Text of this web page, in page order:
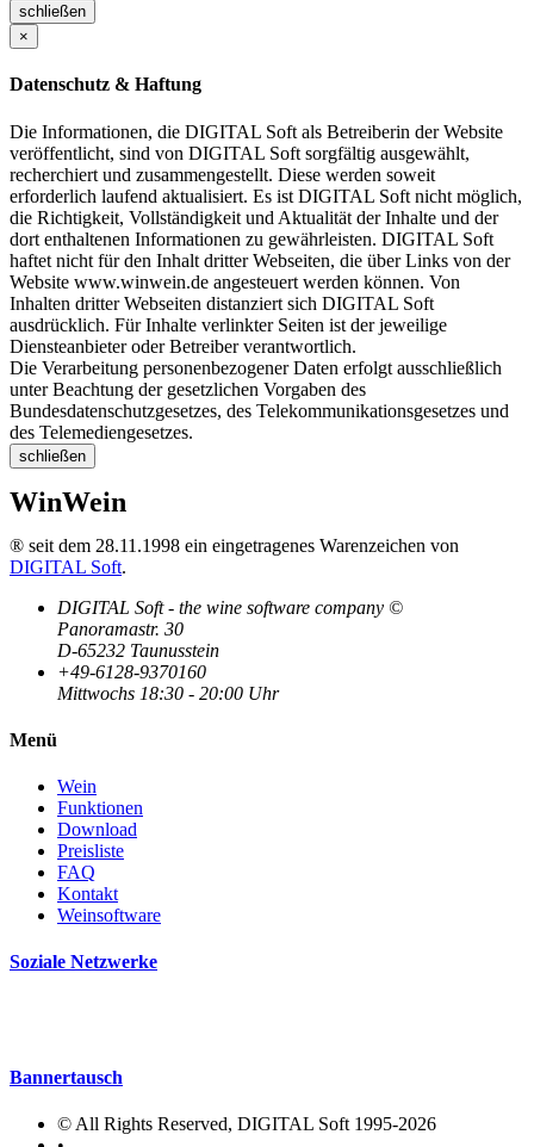
schließen
×
Datenschutz & Haftung
Die Informationen, die DIGITAL Soft als Betreiberin der Website
veröffentlicht, sind von DIGITAL Soft sorgfältig ausgewählt,
recherchiert und zusammengestellt. Diese werden soweit
erforderlich laufend aktualisiert. Es ist DIGITAL Soft nicht möglich,
die Richtigkeit, Vollständigkeit und Aktualität der Inhalte und der
dort enthaltenen Informationen zu gewährleisten. DIGITAL Soft
haftet nicht für den Inhalt dritter Webseiten, die über Links von der
Website www.winwein.de angesteuert werden können. Von
Inhalten dritter Webseiten distanziert sich DIGITAL Soft
ausdrücklich. Für Inhalte verlinkter Seiten ist der jeweilige
Diensteanbieter oder Betreiber verantwortlich.
Die Verarbeitung personenbezogener Daten erfolgt ausschließlich
unter Beachtung der gesetzlichen Vorgaben des
Bundesdatenschutzgesetzes, des Telekommunikationsgesetzes und
des Telemediengesetzes.
schließen
WinWein
® seit dem 28.11.1998 ein eingetragenes Warenzeichen von
DIGITAL Soft.
DIGITAL Soft - the wine software company ©
Panoramastr. 30
D-65232 Taunusstein
+49-6128-9370160
Mittwochs 18:30 - 20:00 Uhr
Menü
Wein
Funktionen
Download
Preisliste
FAQ
Kontakt
Weinsoftware
Soziale Netzwerke
Bannertausch
© All Rights Reserved, DIGITAL Soft 1995-2026